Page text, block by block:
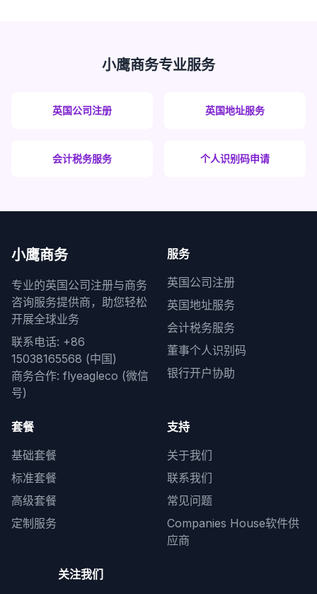
小鹰商务专业服务
英国公司注册 英国地址服务
会计税务服务 个人识别码申请
小鹰商务
专业的英国公司注册与商务
咨询服务提供商，助您轻松
开展全球业务
联系电话: +86
15038165568 (中国)
商务合作: flyeagleco (微信
号)
服务
英国公司注册
英国地址服务
会计税务服务
董事个人识别码
银行开户协助
套餐
基础套餐
标准套餐
高级套餐
定制服务
支持
关于我们
联系我们
常见问题
Companies House软件供
应商
关注我们